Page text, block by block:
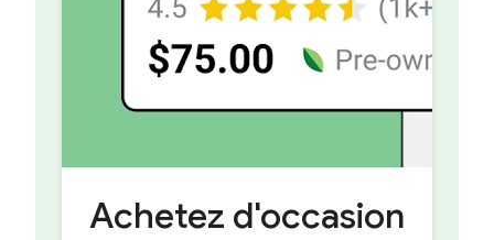
Achetez d'occasion